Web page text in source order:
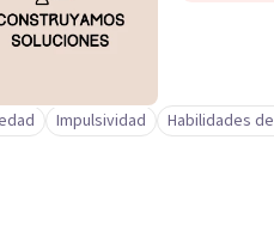
Impulsividad Habilidades